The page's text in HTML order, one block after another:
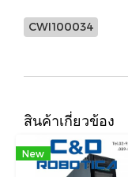
CWI100034
สินค้าเกี่ยวข้อง
New